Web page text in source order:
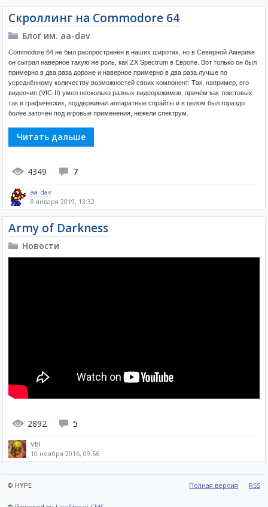
Скроллинг на Commodore 64
Блог им. aa-dav
Commodore 64 не был распространён в наших широтах, но в Северной Америке
он сыграл наверное такую же роль, как ZX Spectrum в Европе. Вот только он был
примерно в два раза дороже и наверное примерно в два раза лучше по
усреднённому количеству возможностей своих компонент. Так, например, его
видеочип (VIC-II) умел несколько разных видеорежимов, причём как текстовых
так и графических, поддерживал аппаратные спрайты и в целом был гораздо
более заточен под игровые применения, нежели спектрум.
Читать дальше
4349 7
aa-dav
8 января 2019, 13:32
Army of Darkness
Новости
2892 5
VBI
10 ноября 2016, 09:56
Полная версия RSS
© HYPE